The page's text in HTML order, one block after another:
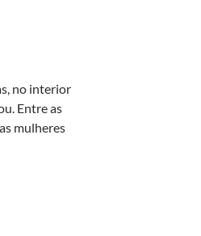
no interior
Entre as
mulheres
alarmantes exigem atenção à